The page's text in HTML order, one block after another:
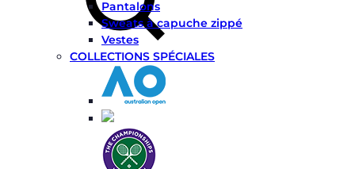
Pantalons
Sweats à capuche zippé
Vestes
COLLECTIONS SPÉCIALES